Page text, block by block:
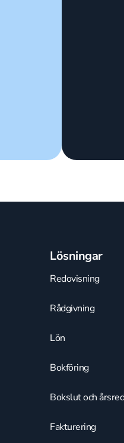
Lösningar
Redovisning
Rådgivning
Lön
Bokföring
Bokslut och
Fakturering